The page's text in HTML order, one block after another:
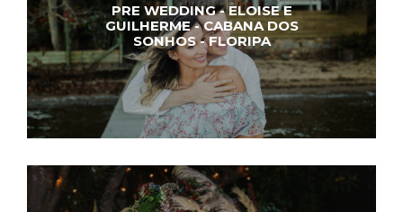
PRE WEDDING - ELOISE E
GUILHERME - CABANA DOS
SONHOS - FLORIPA